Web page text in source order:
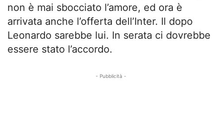
non è mai sbocciato l’amore, ed ora è
arrivata anche l’offerta dell’Inter. Il dopo
Leonardo sarebbe lui. In serata ci dovrebbe
essere stato l’accordo.
- Pubblicità -